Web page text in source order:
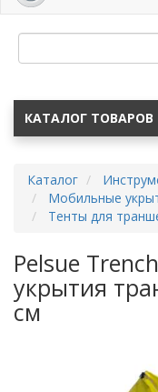
КАТАЛОГ ТОВАРОВ
Каталог
Мобильные
Тенты для
Pelsue
укрытия
см